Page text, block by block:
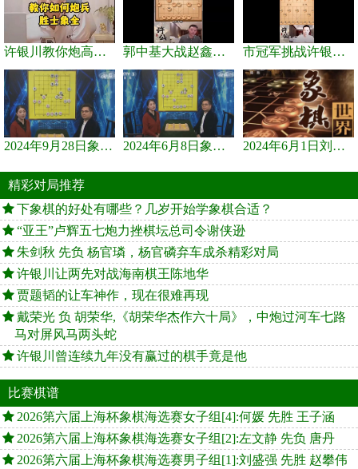
许银川教你炮高兵士象全如何赢士象全，简单四步即可 郭中基大战赵鑫鑫，许银川激情讲解 市冠军挑战许银川，急进中兵变化真激烈！
2024年9月28日象棋世界栏目，刘君、蒋川讲解了第九届杨官璘杯象棋... 2024年6月8日象棋世界，刘君、蒋川讲解了第九届杨官璘杯全国象棋... 2024年6月1日刘君、蒋川讲解第三届上海杯象棋大师赛谢靖与李少庚...
精彩对局推荐
下象棋的好处有哪些？几岁开始学象棋合适？
“亚王”卢辉五七炮力挫棋坛总司令谢侠逊
朱剑秋 先负 杨官璘，杨官磷弃车成杀精彩对局
许银川让两先对战海南棋王陈地华
贾题韬的让车神作，现在很难再现
戴荣光 负 胡荣华,《胡荣华杰作六十局》，中炮过河车七路
马对屏风马两头蛇
许银川曾连续九年没有赢过的棋手竟是他
比赛棋谱
2026第六届上海杯象棋海选赛女子组[4]:何媛 先胜 王子涵
2026第六届上海杯象棋海选赛女子组[2]:左文静 先负 唐丹
2026第六届上海杯象棋海选赛男子组[1]:刘盛强 先胜 赵攀伟